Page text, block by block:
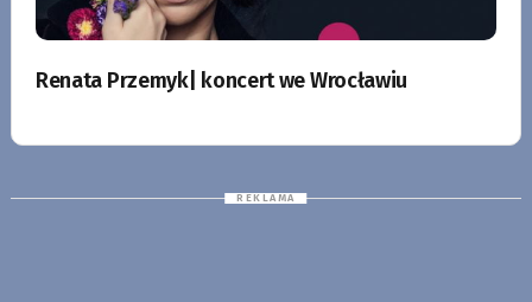
Renata Przemyk| koncert we Wrocławiu